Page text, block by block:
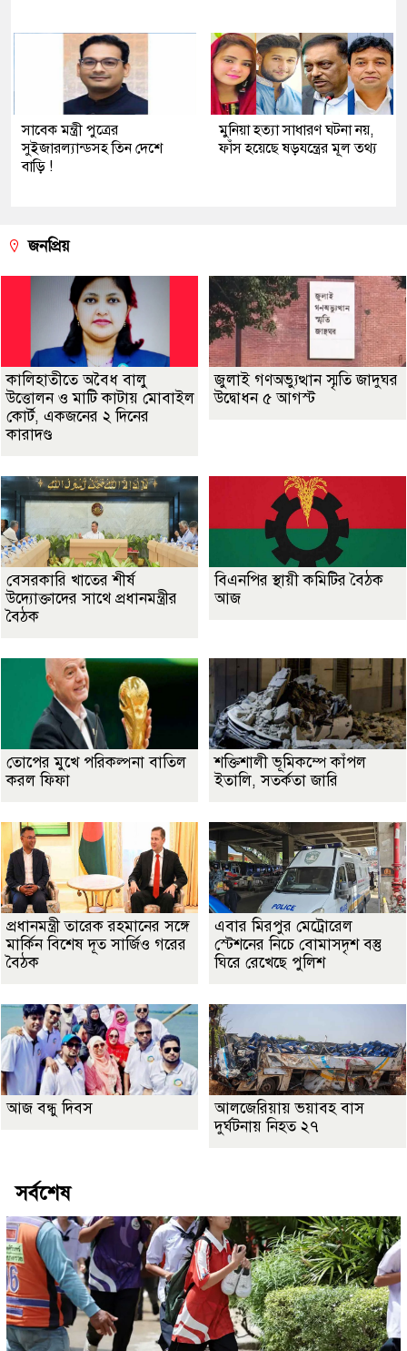
সাবেক মন্ত্রী পুত্রের
সুইজারল্যান্ডসহ তিন দেশে
বাড়ি !
মুনিয়া হত্যা সাধারণ ঘটনা নয়,
ফাঁস হয়েছে ষড়যন্ত্রের মূল তথ্য
জনপ্রিয়
কালিহাতীতে অবৈধ বালু
উত্তোলন ও মাটি কাটায় মোবাইল
কোর্ট, একজনের ২ দিনের
কারাদণ্ড
জুলাই গণঅভ্যুত্থান স্মৃতি জাদুঘর
উদ্বোধন ৫ আগস্ট
বেসরকারি খাতের শীর্ষ
উদ্যোক্তাদের সাথে প্রধানমন্ত্রীর
বৈঠক
বিএনপির স্থায়ী কমিটির বৈঠক
আজ
তোপের মুখে পরিকল্পনা বাতিল
করল ফিফা
শক্তিশালী ভূমিকম্পে কাঁপল
ইতালি, সতর্কতা জারি
প্রধানমন্ত্রী তারেক রহমানের সঙ্গে
মার্কিন বিশেষ দূত সার্জিও গরের
বৈঠক
এবার মিরপুর মেট্রোরেল
স্টেশনের নিচে বোমাসদৃশ বস্তু
ঘিরে রেখেছে পুলিশ
আজ বন্ধু দিবস
আলজেরিয়ায় ভয়াবহ বাস
দুর্ঘটনায় নিহত ২৭
সর্বশেষ